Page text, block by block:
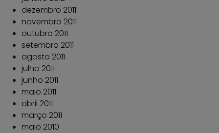
dezembro 2011
novembro 2011
outubro 2011
setembro 2011
agosto 2011
julho 2011
junho 2011
maio 2011
abril 2011
março 2011
maio 2010